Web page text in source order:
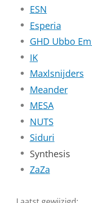
ESN
Esperia
GHD Ubbo
IK
Maxlsnijders
Meander
MESA
NUTS
Siduri
Synthesis
ZaZa